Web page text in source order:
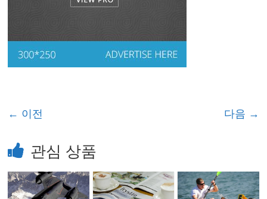
← 이전 다음 →
관심 상품